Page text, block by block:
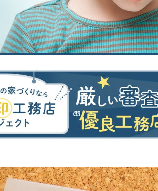
HMの選び方」を学びたい
務店・HM”を見抜きたい
本知識・ツボを知りたい
（せやまどり）
時事ネタ